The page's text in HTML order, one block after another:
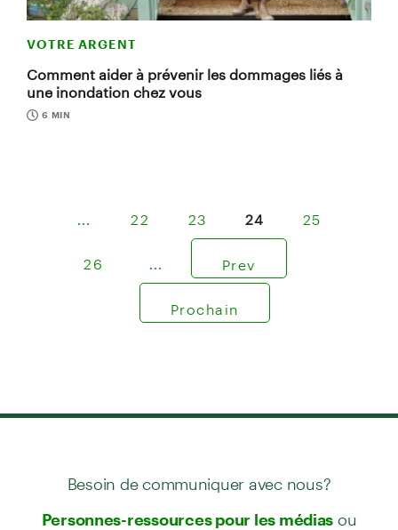
VOTRE ARGENT
Comment aider à prévenir les dommages liés à
une inondation chez vous
6 MIN
Prev
22 23 24
25
26
Prochain
Besoin de communiquer avec nous?
Personnes-ressources pour les médias ou